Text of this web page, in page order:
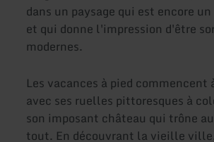
dans un paysage qui est encore
et qui donne l'impression d'être
modernes.
Les vacances à pied commencent
avec ses ruelles pittoresques à
son imposant château qui trône
tout. En découvrant la vieille